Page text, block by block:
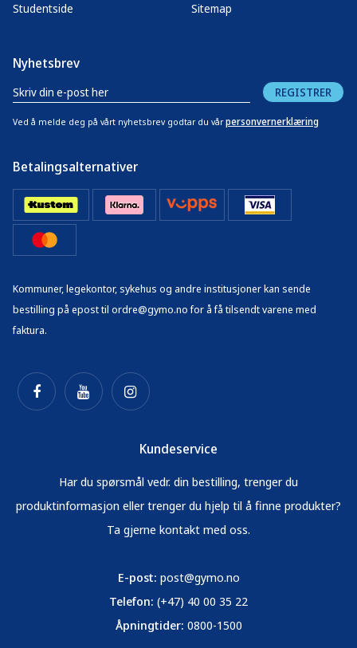
Studentside
Sitemap
Nyhetsbrev
REGISTRER
Ved å melde deg på vårt nyhetsbrev godtar du vår personvernerklæring
Betalingsalternativer
Kommuner, legekontor, sykehus og andre institusjoner kan sende
bestilling på epost til ordre@gymo.no for å få tilsendt varene med
faktura.
Kundeservice
Har du spørsmål vedr. din bestilling, trenger du
produktinformasjon eller trenger du hjelp til å finne produkter?
Ta gjerne kontakt med oss.
E-post: post@gymo.no
Telefon: (+47) 40 00 35 22
Åpningtider: 0800-1500